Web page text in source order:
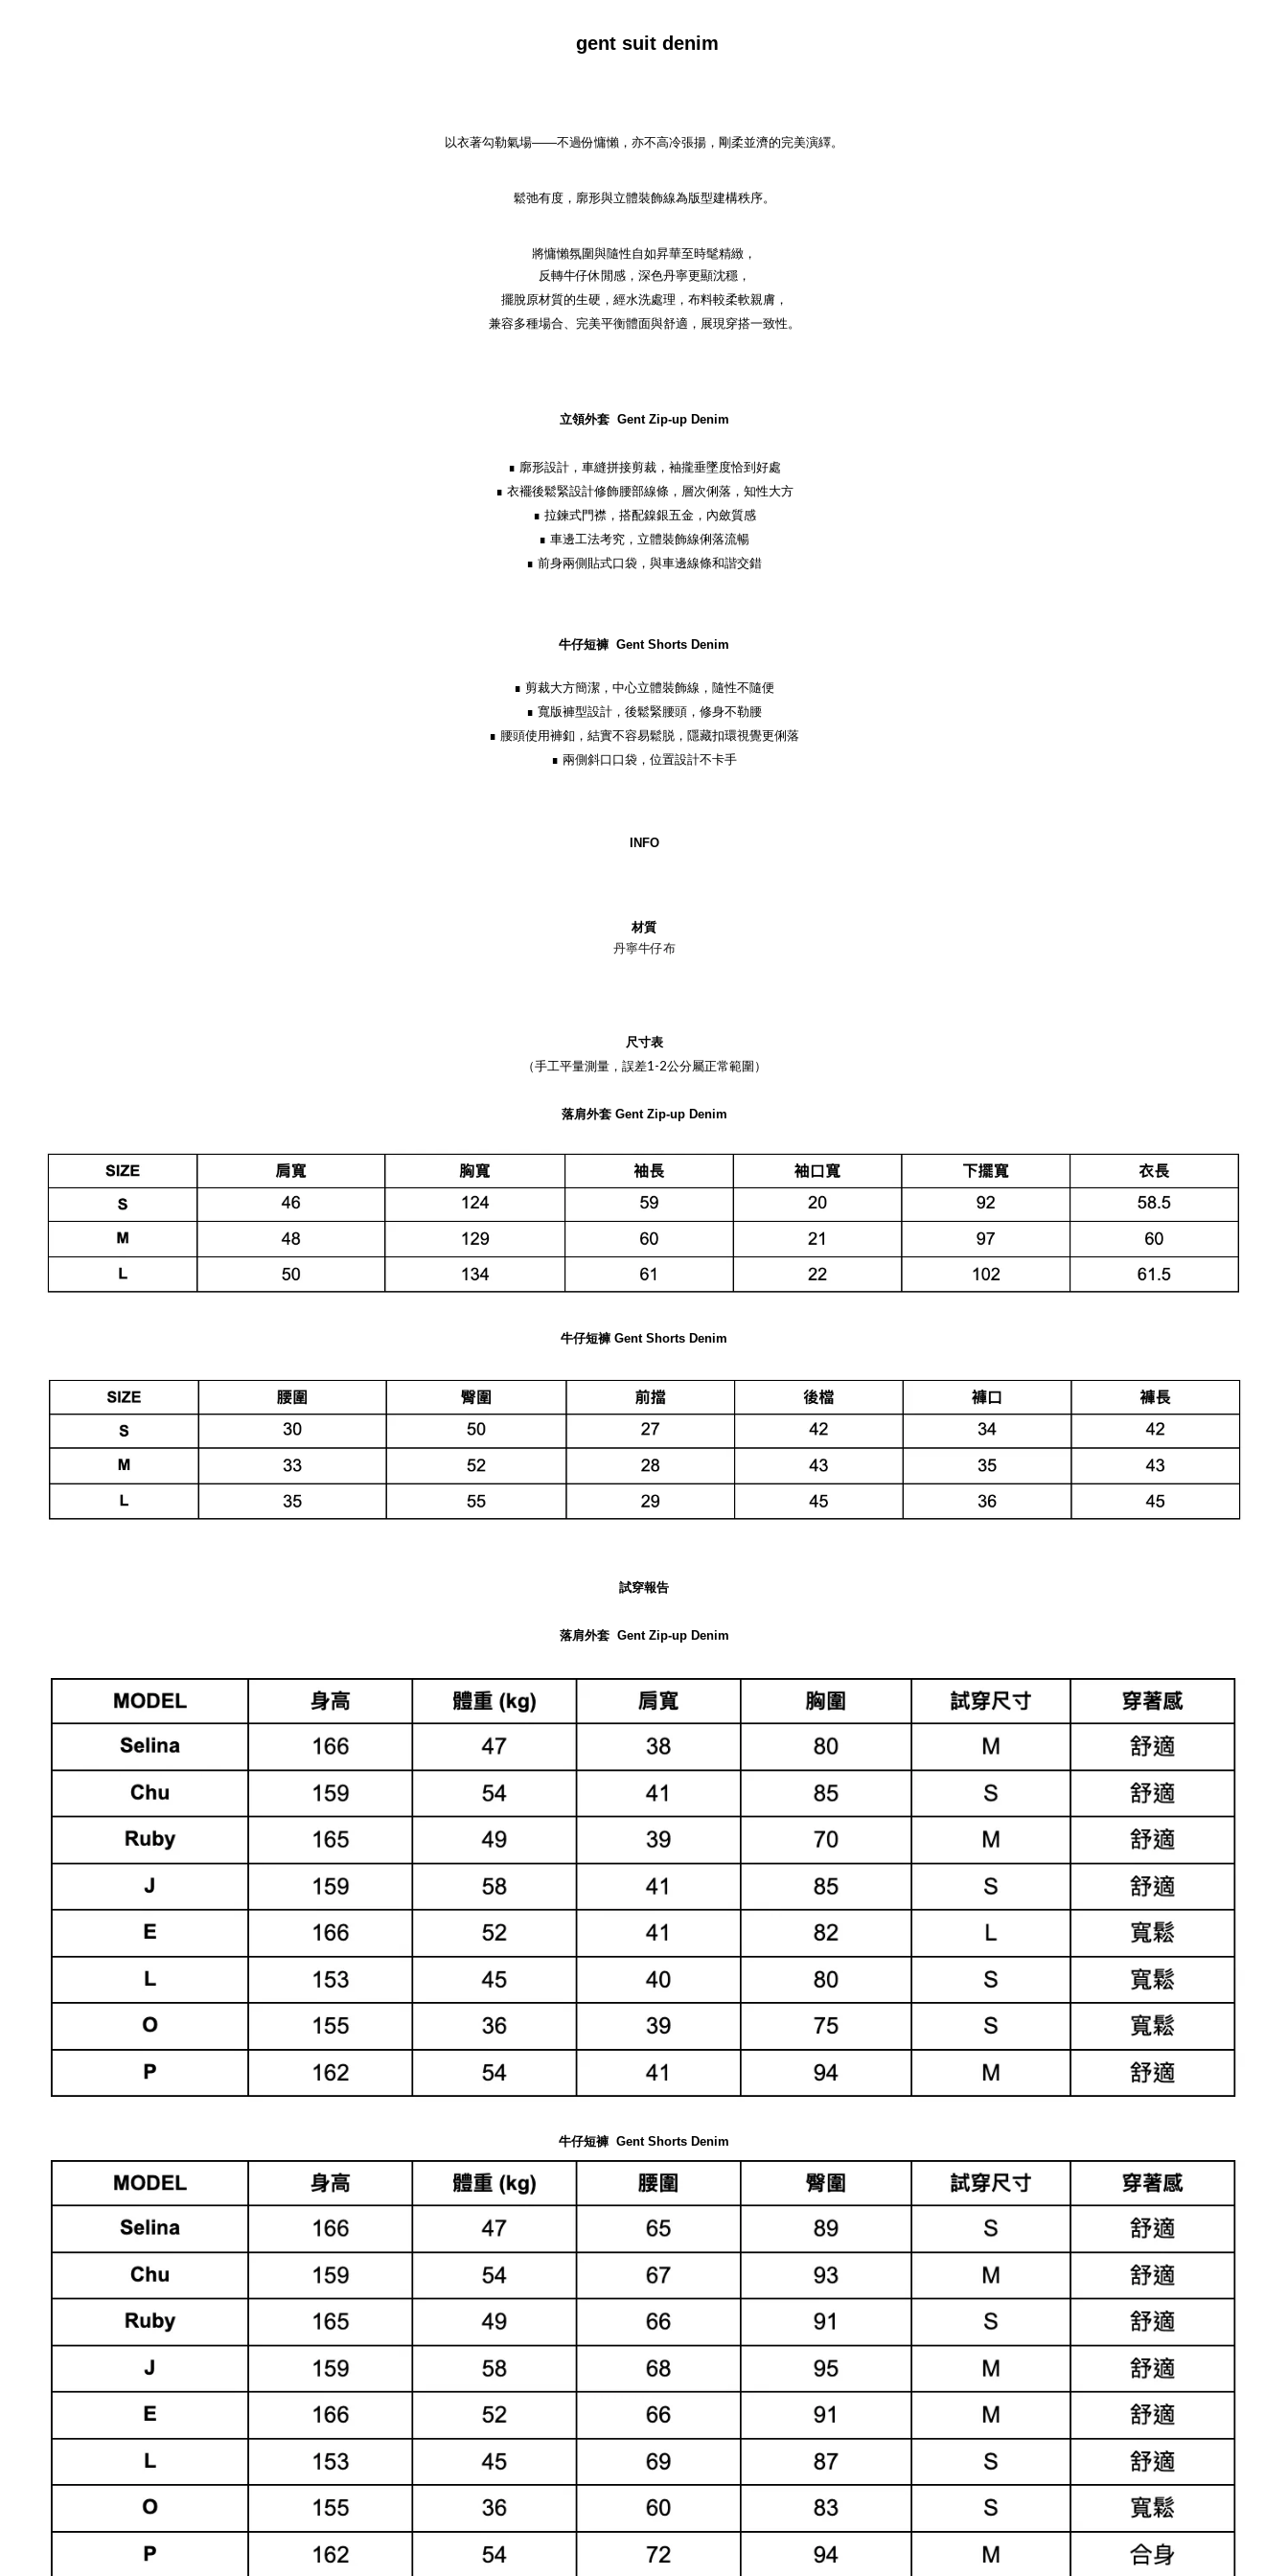
gent suit denim
以衣著勾勒氣場——不過份慵懶，亦不高冷張揚，剛柔並濟的完美演繹。
鬆弛有度，廓形與立體裝飾線為版型建構秩序。
將慵懶氛圍與隨性自如昇華至時髦精緻，
反轉牛仔休閒感，深色丹寧更顯沈穩，
擺脫原材質的生硬，經水洗處理，布料較柔軟親膚，
兼容多種場合、完美平衡體面與舒適，展現穿搭一致性。
立領外套 Gent Zip-up Denim
∎ 廓形設計，車縫拼接剪裁，袖攏垂墜度恰到好處
∎ 衣襬後鬆緊設計修飾腰部線條，層次俐落，知性大方
∎ 拉鍊式門襟，搭配鎳銀五金，內斂質感
∎ 車邊工法考究，立體裝飾線俐落流暢
∎ 前身兩側貼式口袋，與車邊線條和諧交錯
牛仔短褲 Gent Shorts Denim
∎ 剪裁大方簡潔，中心立體裝飾線，隨性不隨便
∎ 寬版褲型設計，後鬆緊腰頭，修身不勒腰
∎ 腰頭使用褲釦，結實不容易鬆脱，隱藏扣環視覺更俐落
∎ 兩側斜口口袋，位置設計不卡手
INFO
材質
丹寧牛仔布
尺寸表
（手工平量測量，誤差1-2公分屬正常範圍）
落肩外套 Gent Zip-up Denim
牛仔短褲 Gent Shorts Denim
試穿報告
落肩外套 Gent Zip-up Denim
牛仔短褲 Gent Shorts Denim